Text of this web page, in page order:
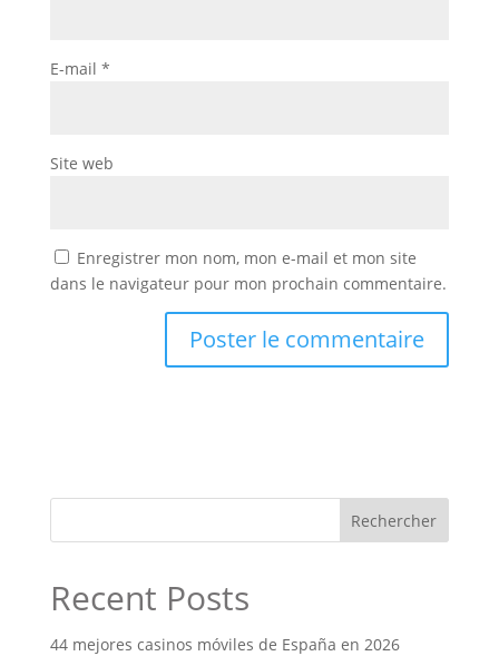
E-mail *
Site web
Enregistrer mon nom, mon e-mail et mon site
dans le navigateur pour mon prochain commentaire.
Rechercher
Recent Posts
44 mejores casinos móviles de España en 2026